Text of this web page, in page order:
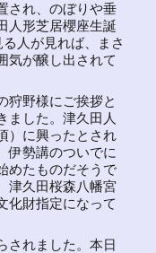
され、のぼりや垂
人形芝居櫻座生誕
人が見れば、まさ
気が醸し出されて
狩野様にご挨拶と
ました。津久田人
）に興ったとされ
伊勢講のついでに
めたものだそうで
津久田桜森八幡宮
化財指定になって
されました。本日